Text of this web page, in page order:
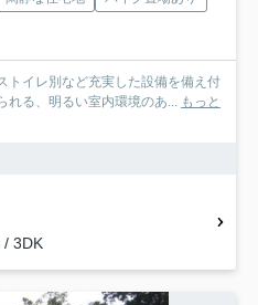
トイレ別など充実した設備を備え付
れる、明るい室内環境のあ... もっと
/ 3DK